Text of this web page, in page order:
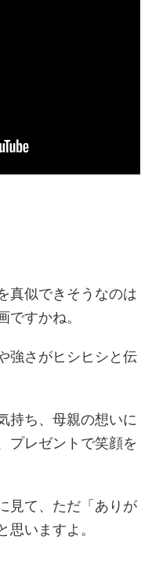
真似できそうなのは
すかね。
強さがヒシヒシと伝
持ち、母親の想いに
プレゼントで笑顔を
見て、ただ「ありが
思いますよ。